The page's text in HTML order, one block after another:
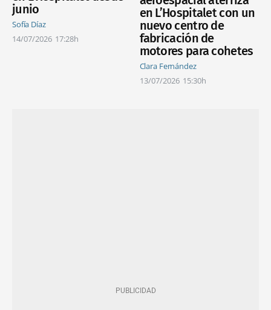
junio
Sofía Díaz
14/07/2026 17:28h
en L’Hospitalet con un
nuevo centro de
fabricación de
motores para cohetes
Clara Fernández
13/07/2026 15:30h